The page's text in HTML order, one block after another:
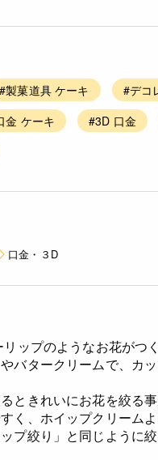
#製菓道具 ケーキ #デコ
金 ケーキ #3D 口金
口金・３D
ップのようなお花がつ
バタークリームで、カ
ときれいにお花を絞る事
く、ホイップクリーム
プ絞り」と同じように